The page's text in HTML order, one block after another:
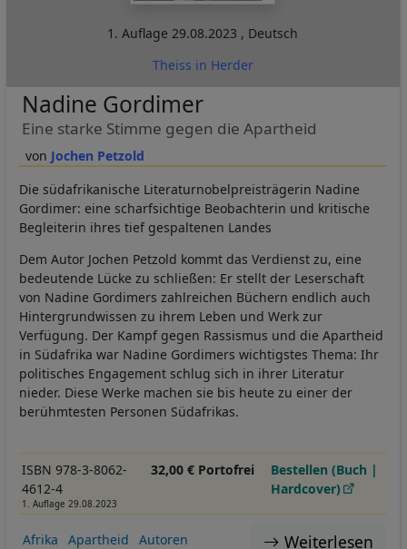
1. Auflage29.08.2023 , Deutsch
Theiss in Herder
Jochen Petzold
Nadine Gordimer
Eine starke Stimme gegen die Apartheid
Die südafrikanische Literaturnobelpreisträgerin Nadine
Gordimer: eine scharfsichtige Beobachterin und kritische
Begleiterin ihres tief gespaltenen Landes
Dem Autor Jochen Petzold kommt das Verdienst zu, eine
bedeutende Lücke zu schließen: Er stellt der Leserschaft
von Nadine Gordimers zahlreichen Büchern endlich auch
Hintergrundwissen zu ihrem Leben und Werk zur
Verfügung. Der Kampf gegen Rassismus und die Apartheid
in Südafrika war Nadine Gordimers wichtigstes Thema: Ihr
politisches Engagement schlug sich in ihrer Literatur
nieder. Diese Werke machen sie bis heute zu einer der
berühmtesten Personen Südafrikas.
ISBN 978-3-8062-
4612-4
1. Auflage 29.08.2023
32,00 € Portofrei
Bestellen (Buch |
Hardcover)
Weiterlesen
Afrika Apartheid
Autoren